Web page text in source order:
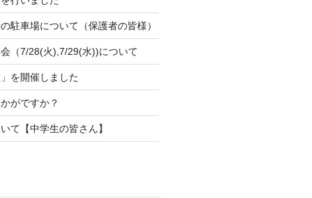
駐車場について（保護者の皆様）
（7/28(火),7/29(水))について
を開催しました
がですか？
て【中学生の皆さん】